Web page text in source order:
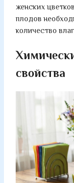
женских
плодов
количество
свойства